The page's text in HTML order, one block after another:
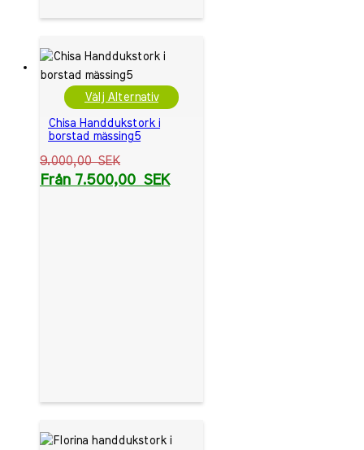
Välj Alternativ
Chisa Handdukstork i
borstad mässing5
9.000,00SEK
Från 7.500,00 SEK